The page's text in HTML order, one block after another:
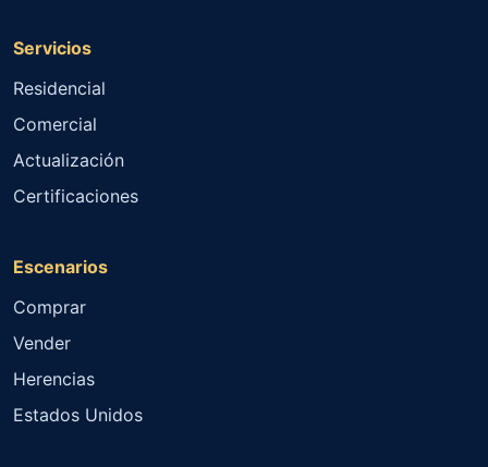
Servicios
Residencial
Comercial
Actualización
Certificaciones
Escenarios
Comprar
Vender
Herencias
Estados Unidos